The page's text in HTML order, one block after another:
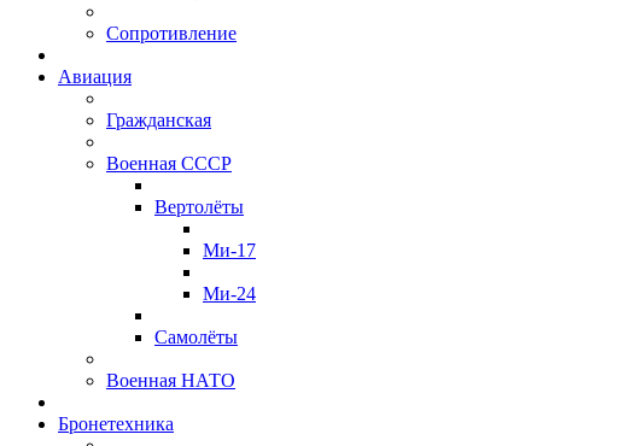
Сопротивление
Авиация
Гражданская
Военная СССР
Вертолёты
Ми-17
Ми-24
Самолёты
Военная НАТО
Бронетехника